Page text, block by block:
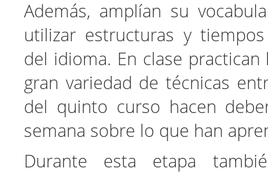
Además, amplían su
utilizar estructuras y
del idioma. En clase
gran variedad de técnicas
del quinto curso hacen
semana sobre lo que han
Durante esta etapa